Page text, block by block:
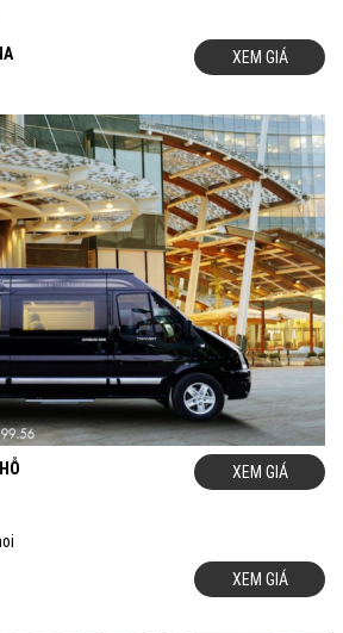
XEM GIÁ
XEM GIÁ
XEM GIÁ